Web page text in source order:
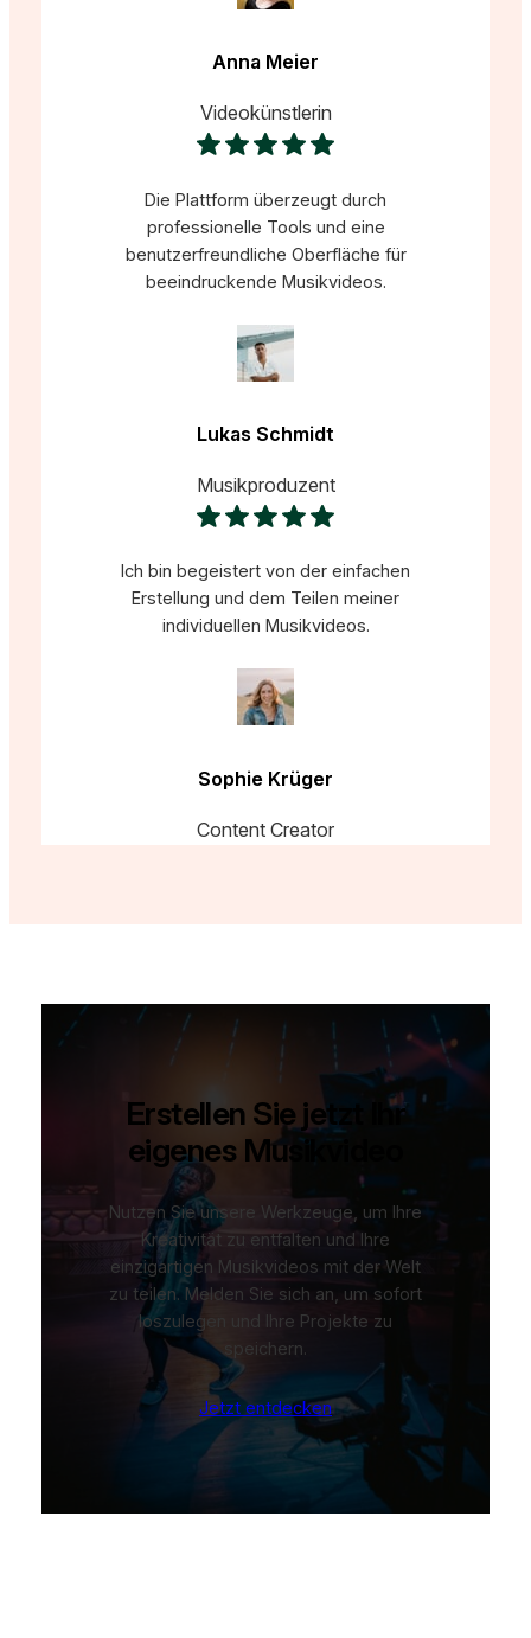
Anna Meier
Videokünstlerin
Die Plattform überzeugt durch
professionelle Tools und eine
benutzerfreundliche Oberfläche für
beeindruckende Musikvideos.
Lukas Schmidt
Musikproduzent
Ich bin begeistert von der einfachen
Erstellung und dem Teilen meiner
individuellen Musikvideos.
Sophie Krüger
Content Creator
Erstellen Sie jetzt Ihr
eigenes Musikvideo
Nutzen Sie unsere Werkzeuge, um Ihre
Kreativität zu entfalten und Ihre
einzigartigen Musikvideos mit der Welt
zu teilen. Melden Sie sich an, um sofort
loszulegen und Ihre Projekte zu
speichern.
Jetzt entdecken